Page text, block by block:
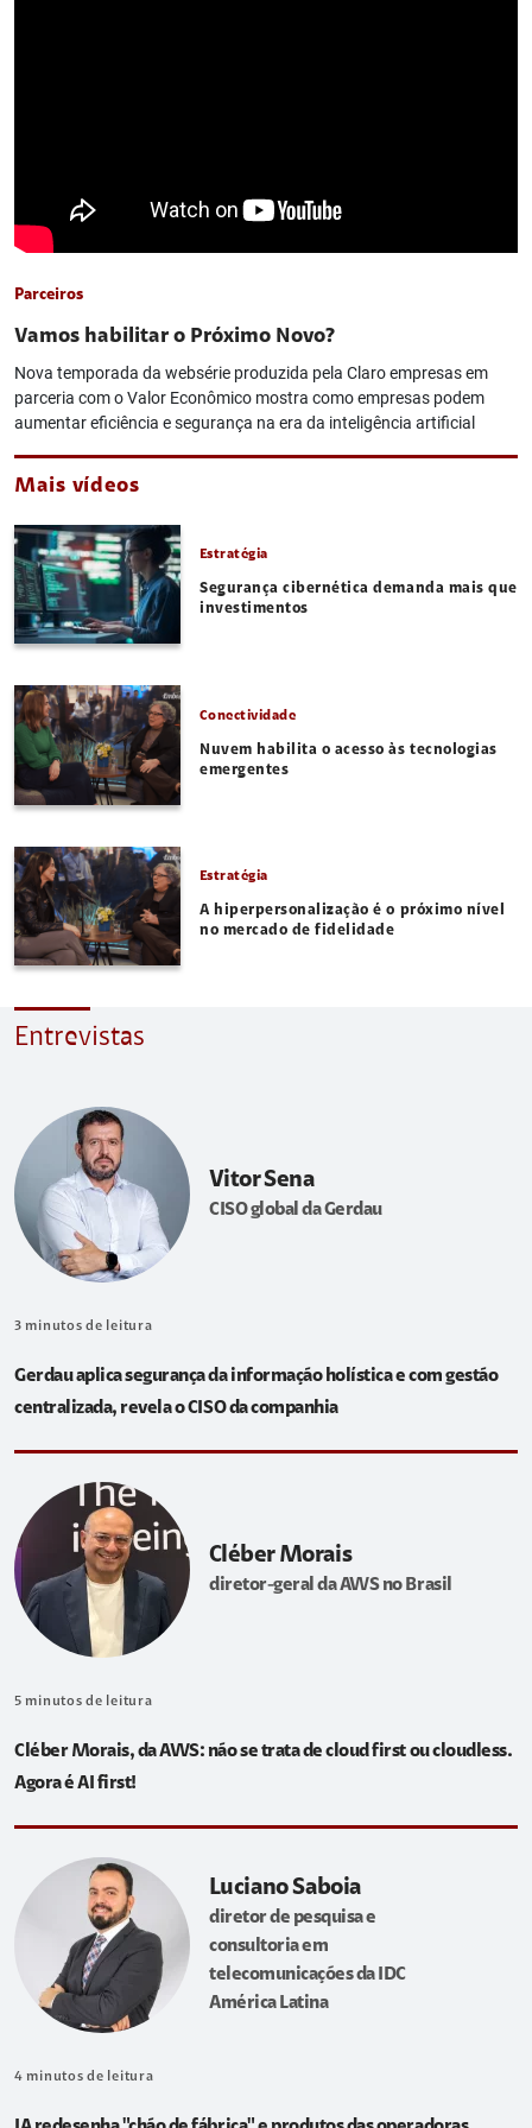
Parceiros
Vamos habilitar o Próximo Novo?
Nova temporada da websérie produzida pela Claro empresas em
parceria com o Valor Econômico mostra como empresas podem
aumentar eficiência e segurança na era da inteligência artificial
Mais vídeos
Estratégia
Segurança cibernética demanda mais que
investimentos
Conectividade
Nuvem habilita o acesso às tecnologias
emergentes
Estratégia
A hiperpersonalização é o próximo nível
no mercado de fidelidade
Entrevistas
Vitor Sena
CISO global da Gerdau
3 minutos de leitura
Gerdau aplica segurança da informação holística e com gestão
centralizada, revela o CISO da companhia
Cléber Morais
diretor-geral da AWS no Brasil
5 minutos de leitura
Cléber Morais, da AWS: não se trata de cloud first ou cloudless.
Agora é AI first!
Luciano Saboia
diretor de pesquisa e
consultoria em
telecomunicações da IDC
América Latina
4 minutos de leitura